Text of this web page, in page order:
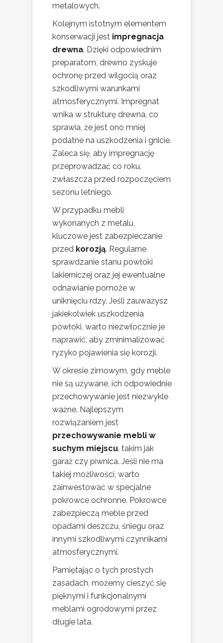
metalowych.
Kolejnym istotnym elementem
konserwacji jest impregnacja
drewna. Dzięki odpowiednim
preparatom, drewno zyskuje
ochronę przed wilgocią oraz
szkodliwymi warunkami
atmosferycznymi. Impregnat
wnika w strukturę drewna, co
sprawia, że jest ono mniej
podatne na uszkodzenia i gnicie.
Zaleca się, aby impregnację
przeprowadzać co roku,
zwłaszcza przed rozpoczęciem
sezonu letniego.
W przypadku mebli
wykonanych z metalu,
kluczowe jest zabezpieczanie
przed korozją. Regularne
sprawdzanie stanu powłoki
lakierniczej oraz jej ewentualne
odnawianie pomoże w
uniknięciu rdzy. Jeśli zauważysz
jakiekolwiek uszkodzenia
powłoki, warto niezwłocznie je
naprawić, aby zminimalizować
ryzyko pojawienia się korozji.
W okresie zimowym, gdy meble
nie są używane, ich odpowiednie
przechowywanie jest niezwykle
ważne. Najlepszym
rozwiązaniem jest
przechowywanie mebli w
suchym miejscu, takim jak
garaż czy piwnica. Jeśli nie ma
takiej możliwości, warto
zainwestować w specjalne
pokrowce ochronne. Pokrowce
zabezpieczą meble przed
opadami deszczu, śniegu oraz
innymi szkodliwymi czynnikami
atmosferycznymi.
Pamiętając o tych prostych
zasadach, możemy cieszyć się
pięknymi i funkcjonalnymi
meblami ogrodowymi przez
długie lata.